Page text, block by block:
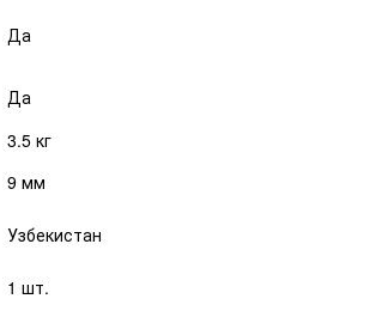
Да
Да
3.5 кг
9 мм
Узбекистан
1 шт.